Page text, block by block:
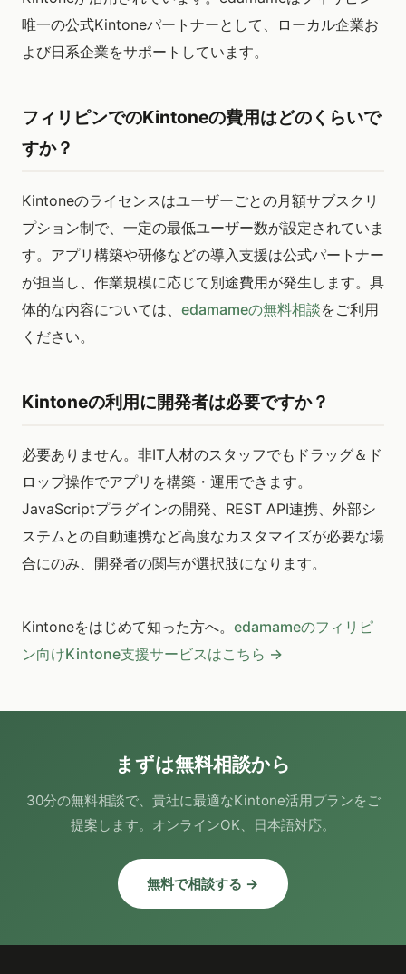
唯一の公式Kintoneパートナーとして、ローカル企業お
よび日系企業をサポートしています。
フィリピンでのKintoneの費用はどのくらいで
すか？
Kintoneのライセンスはユーザーごとの月額サブスクリ
プション制で、一定の最低ユーザー数が設定されていま
す。アプリ構築や研修などの導入支援は公式パートナー
が担当し、作業規模に応じて別途費用が発生します。具
体的な内容については、 edamameの無料相談をご利用
ください。
Kintoneの利用に開発者は必要ですか？
必要ありません。非IT人材のスタッフでもドラッグ＆ド
ロップ操作でアプリを構築・運用できます。
JavaScriptプラグインの開発、REST API連携、外部シ
ステムとの自動連携など高度なカスタマイズが必要な場
合にのみ、開発者の関与が選択肢になります。
Kintoneをはじめて知った方へ。 edamameのフィリピ
ン向けKintone支援サービスはこちら →
まずは無料相談から
30分の無料相談で、貴社に最適なKintone活用プランをご
提案します。オンラインOK、日本語対応。
無料で相談する →